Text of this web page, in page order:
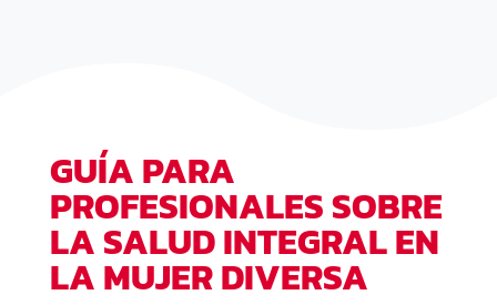
GUÍA PARA
PROFESIONALES SOBRE
LA SALUD INTEGRAL EN
LA MUJER DIVERSA